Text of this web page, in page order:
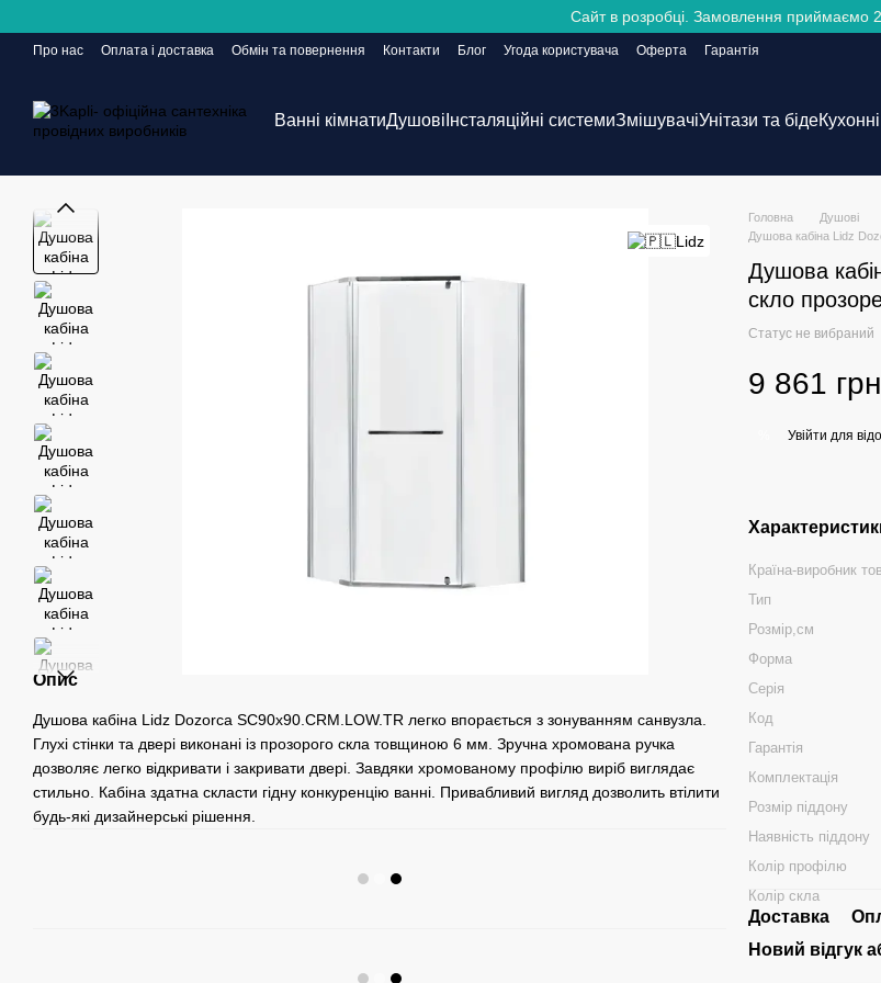
Сайт в розробці. Замовлення приймаємо
Про нас Оплата і доставка Обмін та повернення Контакти Блог Угода користувача Оферта
Гарантія
Ванні кімнатиДушові Інсталяційні системиЗмішувачіУнітази та біде
Опис
Душова кабіна Lidz Dozorca SC90x90.CRM.LOW.TR легко впорається з зонуванням санвузла.
Глухі стінки та двері виконані із прозорого скла товщиною 6 мм. Зручна хромована ручка
дозволяє легко відкривати і закривати двері. Завдяки хромованому профілю виріб виглядає
стильно. Кабіна здатна скласти гідну конкуренцію ванні. Привабливий вигляд дозволить втілити
будь-які дизайнерські рішення.
Головна Душові
Душова кабіна Lidz
Душова
скло
Статус не вибраний
9 861 грн
Увійти для
Країна-виробник
Тип
Розмір,см
Форма
Серія
Код
Гарантія
Комплектація
Розмір піддону
Наявність піддону
Колір профілю
Колір скла
Доставка
Новий відгук